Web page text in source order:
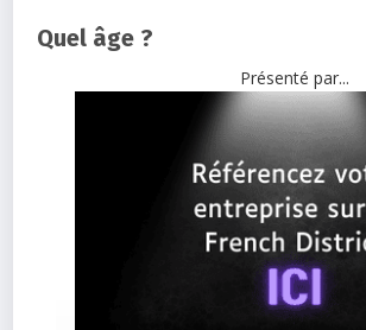
Quel âge ?
Présenté par...